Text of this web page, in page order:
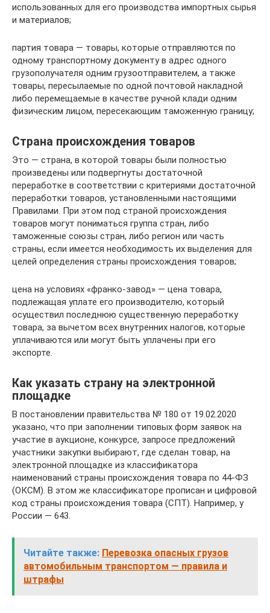
использованных для его производства импортных сырья
и материалов;
партия товара — товары, которые отправляются по
одному транспортному документу в адрес одного
грузополучателя одним грузоотправителем, а также
товары, пересылаемые по одной почтовой накладной
либо перемещаемые в качестве ручной клади одним
физическим лицом, пересекающим таможенную границу;
Страна происхождения товаров
Это — страна, в которой товары были полностью
произведены или подвергнуты достаточной
переработке в соответствии с критериями достаточной
переработки товаров, установленными настоящими
Правилами. При этом под страной происхождения
товаров могут пониматься группа стран, либо
таможенные союзы стран, либо регион или часть
страны, если имеется необходимость их выделения для
целей определения страны происхождения товаров;
цена на условиях «франко-завод» — цена товара,
подлежащая уплате его производителю, который
осуществил последнюю существенную переработку
товара, за вычетом всех внутренних налогов, которые
уплачиваются или могут быть уплачены при его
экспорте.
Как указать страну на электронной
площадке
В постановлении правительства № 180 от 19.02.2020
указано, что при заполнении типовых форм заявок на
участие в аукционе, конкурсе, запросе предложений
участники закупки выбирают, где сделан товар, на
электронной площадке из классификатора
наименований страны происхождения товара по 44-ФЗ
(ОКСМ). В этом же классификаторе прописан и цифровой
код страны происхождения товара (СПТ). Например, у
России — 643.
Читайте также: Перевозка опасных грузов
автомобильным транспортом — правила и
штрафы